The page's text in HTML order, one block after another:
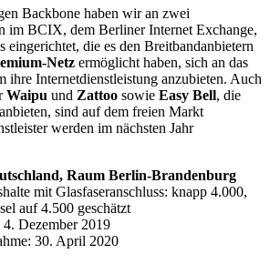
Backbone haben wir an zwei
im BCIX, dem Berliner Internet Exchange,
eingerichtet, die es den Breitbandanbietern
Netz ermöglicht haben, sich an das
ihre Internetdienstleistung anzubieten. Auch
Waipu und Zattoo sowie Easy Bell, die
sind auf dem freien Markt
werden im nächsten Jahr
Raum Berlin-Brandenburg
mit Glasfaseranschluss: knapp 4.000,
auf 4.500 geschätzt
Dezember 2019
30. April 2020